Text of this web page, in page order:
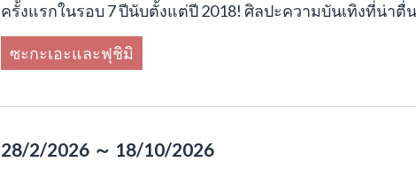
ครั้งแรกในรอบ 7 ปีนับตั้งแต่ปี 2018! ศิลปะความบันเทิงที่น่าตื่
ซะกะเอะและฟุชิมิ
28/2/2026 ～ 18/10/2026